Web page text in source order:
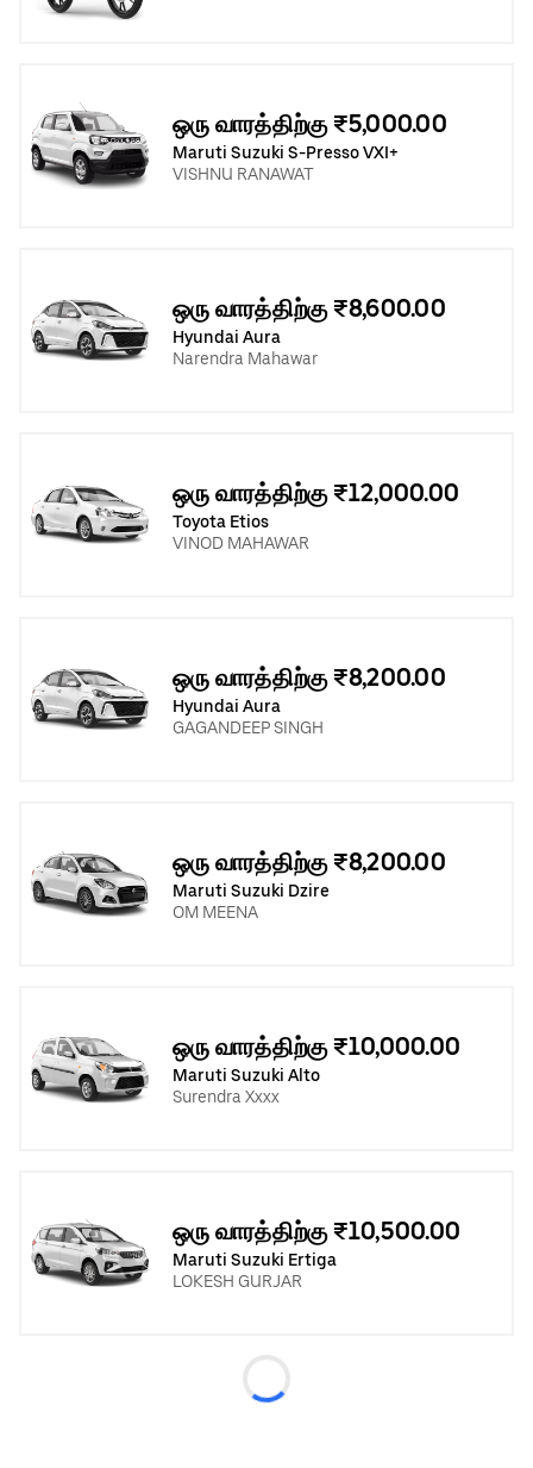
ஒரு வாரத்திற்கு ₹5,000.00
Maruti Suzuki S-Presso VXI+
VISHNU RANAWAT
ஒரு வாரத்திற்கு ₹8,600.00
Hyundai Aura
Narendra Mahawar
ஒரு வாரத்திற்கு ₹12,000.00
Toyota Etios
VINOD MAHAWAR
ஒரு வாரத்திற்கு ₹8,200.00
Hyundai Aura
GAGANDEEP SINGH
ஒரு வாரத்திற்கு ₹8,200.00
Maruti Suzuki Dzire
OM MEENA
ஒரு வாரத்திற்கு ₹10,000.00
Maruti Suzuki Alto
Surendra Xxxx
ஒரு வாரத்திற்கு ₹10,500.00
Maruti Suzuki Ertiga
LOKESH GURJAR